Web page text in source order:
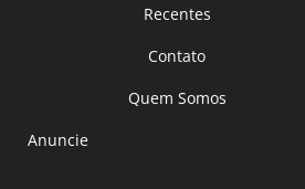
Recentes
Contato
Quem Somos
Anuncie